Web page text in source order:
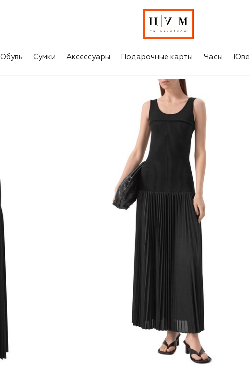
Обувь Сумки Аксессуары Подарочные карты Часы